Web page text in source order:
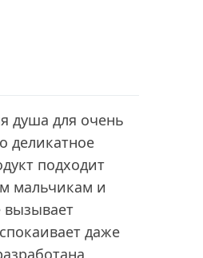
душа для очень
деликатное
подходит
мальчикам и
вызывает
даже